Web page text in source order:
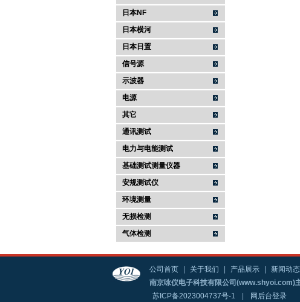
日本NF
日本横河
日本日置
信号源
示波器
电源
其它
通讯测试
电力与电能测试
基础测试测量仪器
安规测试仪
环境测量
无损检测
气体检测
公司首页 关于我们 产品展示 新闻动态
南京咏仪电子科技有限公司(www.shyoi.com)
苏ICP备2023004737号-1
网后台登录